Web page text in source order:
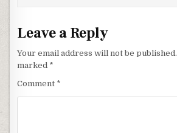
Leave a Reply
Your email address will not be published.
marked *
Comment *